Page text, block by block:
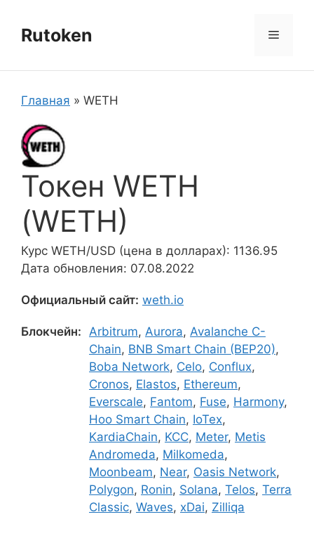
содержимому
Rutoken Меню
Главная » WETH
Токен WETH
(WETH)
Курс WETH/USD (цена в долларах): 1136.95
Дата обновления: 07.08.2022
Официальный сайт: weth.io
Блокчейн: Arbitrum, Aurora, Avalanche C-
Chain, BNB Smart Chain (BEP20),
Boba Network, Celo, Conflux,
Cronos, Elastos, Ethereum,
Everscale, Fantom, Fuse, Harmony,
Hoo Smart Chain, IoTex,
KardiaChain, KCC, Meter, Metis
Andromeda, Milkomeda,
Moonbeam, Near, Oasis Network,
Polygon, Ronin, Solana, Telos, Terra
Classic, Waves, xDai, Zilliqa